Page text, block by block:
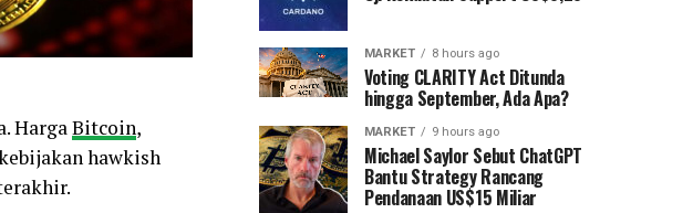
HargaBitcoin,
hawkish
MARKET 8 hours ago
Voting CLARITY Act Ditunda
hingga September, Ada Apa?
MARKET 9 hours ago
Michael Saylor Sebut ChatGPT
Bantu Strategy Rancang
Pendanaan US$15 Miliar